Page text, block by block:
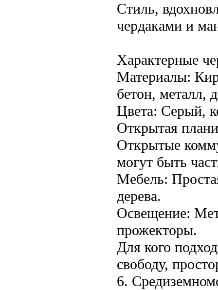
Стиль,
чердаками и
Характерные
Материалы:
бетон, металл,
Цвета: Серый,
Открытая
Открытые
могут быть
Мебель:
дерева.
Освещение:
прожекторы.
Для кого
свободу,
6.